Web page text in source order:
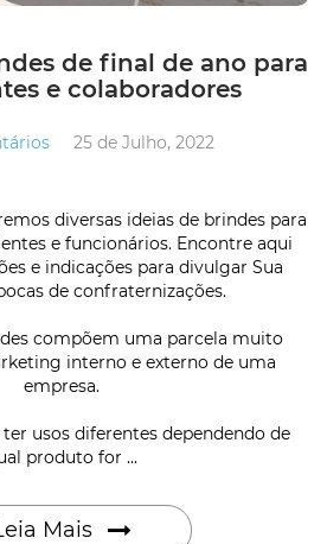
de final de ano para
e colaboradores
25 de Julho, 2022
diversas ideias de brindes para
e funcionários. Encontre aqui
e indicações para divulgar Sua
de confraternizações.
compõem uma parcela muito
interno e externo de uma
empresa.
usos diferentes dependendo de
produto for ...
Mais